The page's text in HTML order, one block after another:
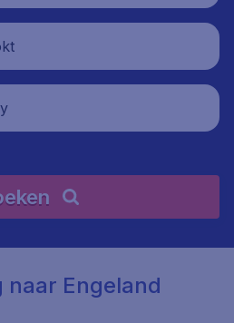
naar Engeland